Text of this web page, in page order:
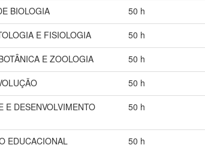
BIOLOGIA 50 h
E FISIOLOGIA 50 h
E ZOOLOGIA 50 h
50 h
E DESENVOLVIMENTO
50 h
EDUCACIONAL 50 h